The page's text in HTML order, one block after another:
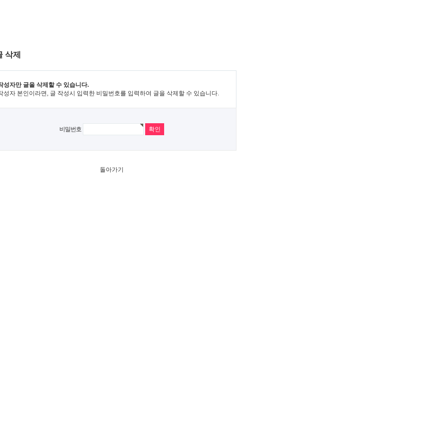
삭제
성자만 글을 삭제할 수 있습니다.
성자 본인이라면, 글 작성시 입력한 비밀번호를 입력하여 글을 삭제할 수 있습니다.
비밀번호
돌아가기